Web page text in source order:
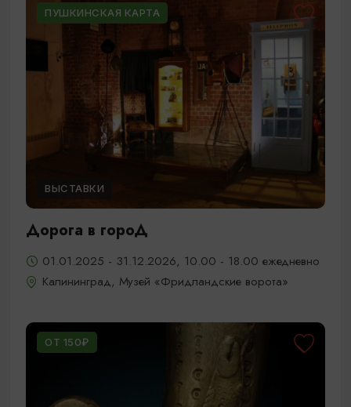
ПУШКИНСКАЯ КАРТА
ВЫСТАВКИ
Дорога в гороД
01.01.2025 - 31.12.2026, 10.00 - 18.00 ежедневно
Калининград, Музей «Фридландские ворота»
ОТ 150₽